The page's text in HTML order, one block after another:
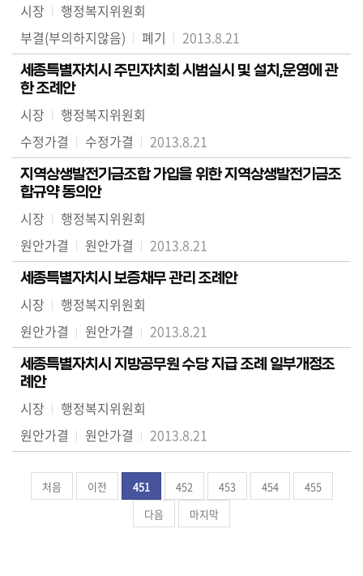
시장
행정복지위원회
부결(부의하지않음)
폐기 2013.8.21
세종특별자치시 주민자치회 시범실시 및 설치,운영에 관
한 조례안
시장
행정복지위원회
수정가결
수정가결 2013.8.21
지역상생발전기금조합 가입을 위한 지역상생발전기금조
합규약 동의안
시장
행정복지위원회
원안가결
원안가결 2013.8.21
세종특별자치시 보증채무 관리 조례안
시장
행정복지위원회
원안가결
원안가결 2013.8.21
세종특별자치시 지방공무원 수당 지급 조례 일부개정조
례안
시장
행정복지위원회
원안가결
원안가결 2013.8.21
처음 이전 451 452 453 454
455
다음
마지막